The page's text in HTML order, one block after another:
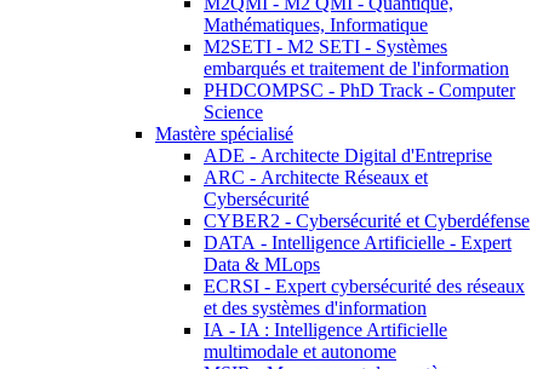
Mathématiques, Informatique
M2SETI - M2 SETI - Systèmes
embarqués et traitement de l'information
PHDCOMPSC - PhD Track - Computer
Science
Mastère spécialisé
ADE - Architecte Digital d'Entreprise
ARC - Architecte Réseaux et
Cybersécurité
CYBER2 - Cybersécurité et Cyberdéfense
DATA - Intelligence Artificielle - Expert
Data & MLops
ECRSI - Expert cybersécurité des réseaux
et des systèmes d'information
IA - IA : Intelligence Artificielle
multimodale et autonome